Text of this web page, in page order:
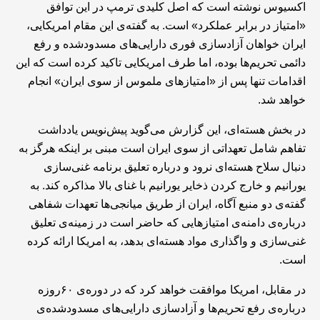
اکسیوس نوشته است که اصل کلیدی ترمپ در این توافق
«امتیاز در برابر عملکرد» است. به گفته‌ی این مقام امریکایی،
ایران خواهان آزادسازی فوری دارایی‌های مسدودشده و رفع
دائمی تحریم‌ها بوده، اما طرف امریکایی تاکید کرده است که این
اقدامات تنها پس از «امتیازهای ملموس از سوی ایران» انجام
خواهد شد.
در بخش هسته‌ای، این گزارش می‌گوید پیش‌نویس یادداشت
تفاهم شامل تعهداتی از سوی ایران است مبنی بر اینکه هرگز به
دنبال سلاح هسته‌ای نرود و درباره تعلیق برنامه غنی‌سازی
یورانیم و خارج کردن ذخایر یورانیم با غنای بالا مذاکره کند. به
گفته‌ی دو منبع آگاه، ایران از طریق میانجی‌ها تعهدات شفاهی
درباره‌ی دامنه‌ی امتیازهایی که حاضر است در زمینه‌ی تعلیق
غنی‌سازی و واگذاری مواد هسته‌ای بدهد، به امریکا ارائه کرده
است.
در مقابل، امریکا موافقت خواهد کرد که در دوره‌ی ۶۰روزه
درباره‌ی رفع تحریم‌ها و آزادسازی دارایی‌های مسدودشده‌ی